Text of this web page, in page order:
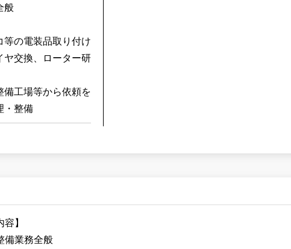
般
等の電装品取り付け
ヤ交換、ローター研
備工場等から依頼を
・整備
容】
備業務全般